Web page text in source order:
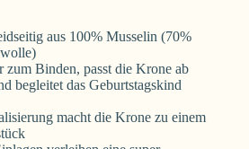
aus 100% Musselin (70%
zum Binden, passt die Krone ab
begleitet das Geburtstagskind
macht die Krone zu einem